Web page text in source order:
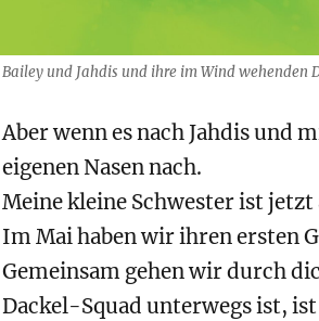
Bailey und Jahdis und ihre im Wind wehenden
Aber wenn es nach Jahdis und
eigenen Nasen nach.
Meine kleine Schwester ist
Im Mai haben wir ihren ersten
Gemeinsam gehen wir durch
Dackel-Squad unterwegs ist,